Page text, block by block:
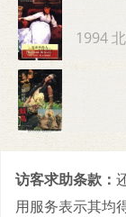
1994
访客求助条款：
用服务表示其均